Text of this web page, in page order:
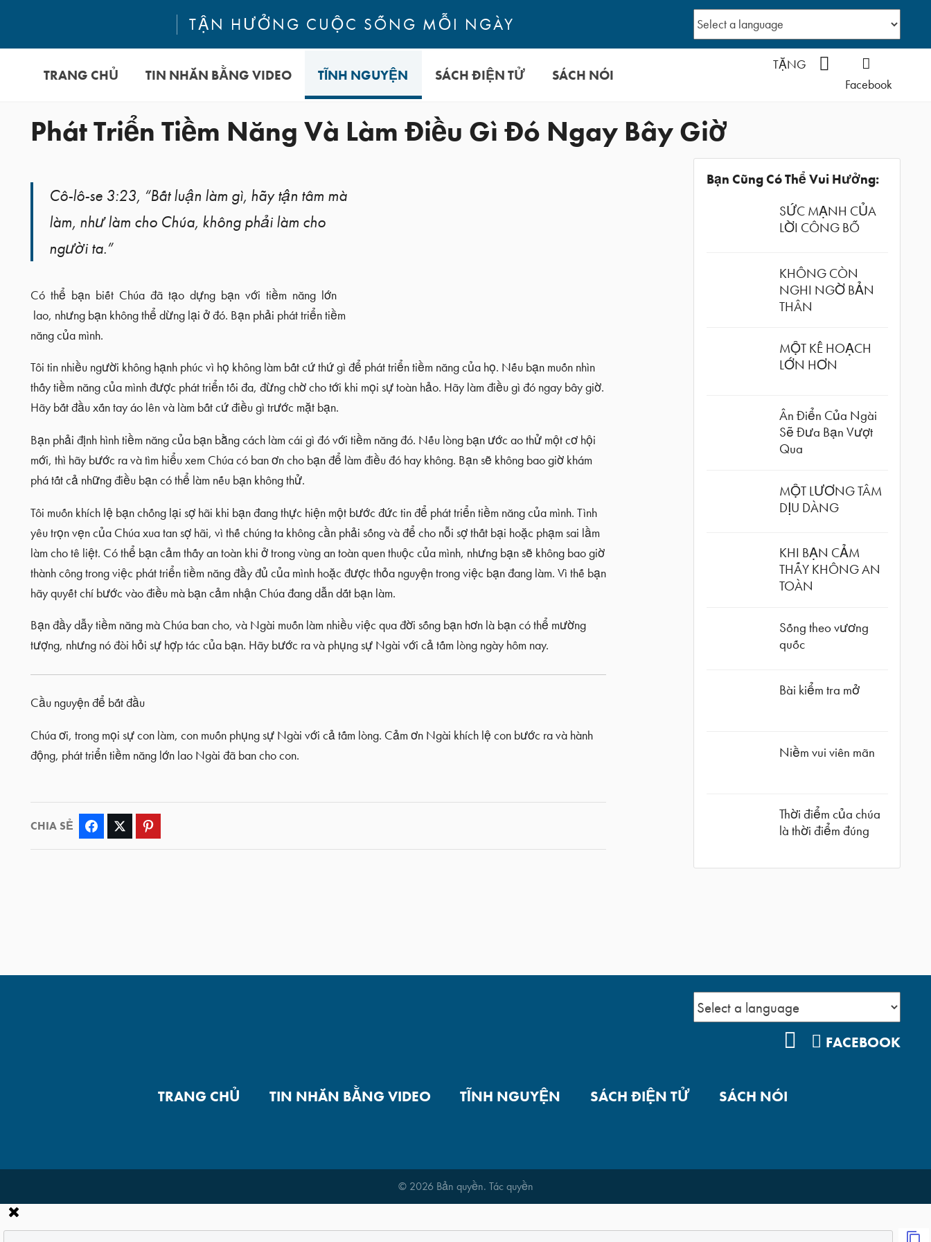
TẬN HƯỞNG CUỘC SỐNG MỖI NGÀY
TRANG CHỦ TIN NHẮN BẰNG VIDEO TĨNH NGUYỆN SÁCH ĐIỆN TỬ SÁCH NÓI
TẶNG
YouTube
Facebook
Phát Triển Tiềm Năng Và Làm Điều Gì Đó Ngay Bây Giờ
Cô-lô-se 3:23, “Bất luận làm gì, hãy tận tâm mà
làm, như làm cho Chúa, không phải làm cho
người ta.”
Có thể bạn biết Chúa đã tạo dựng bạn với tiềm năng lớn
lao, nhưng bạn không thể dừng lại ở đó. Bạn phải phát triển tiềm
năng của mình.
Tôi tin nhiều người không hạnh phúc vì họ không làm bất cứ thứ gì để phát triển tiềm năng của họ. Nếu bạn muốn nhìn
thấy tiềm năng của mình được phát triển tối đa, đừng chờ cho tới khi mọi sự toàn hảo. Hãy làm điều gì đó ngay bây giờ.
Hãy bắt đầu xắn tay áo lên và làm bất cứ điều gì trước mặt bạn.
Bạn phải định hình tiềm năng của bạn bằng cách làm cái gì đó với tiềm năng đó. Nếu lòng bạn ước ao thử một cơ hội
mới, thì hãy bước ra và tìm hiểu xem Chúa có ban ơn cho bạn để làm điều đó hay không. Bạn sẽ không bao giờ khám
phá tất cả những điều bạn có thể làm nếu bạn không thử.
Tôi muốn khích lệ bạn chống lại sợ hãi khi bạn đang thực hiện một bước đức tin để phát triển tiềm năng của mình. Tình
yêu trọn vẹn của Chúa xua tan sợ hãi, vì thế chúng ta không cần phải sống và để cho nỗi sợ thất bại hoặc phạm sai lầm
làm cho tê liệt. Có thể bạn cảm thấy an toàn khi ở trong vùng an toàn quen thuộc của mình, nhưng bạn sẽ không bao giờ
thành công trong việc phát triển tiềm năng đầy đủ của mình hoặc được thỏa nguyện trong việc bạn đang làm. Vì thế bạn
hãy quyết chí bước vào điều mà bạn cảm nhận Chúa đang dẫn dắt bạn làm.
Bạn đầy dẫy tiềm năng mà Chúa ban cho, và Ngài muốn làm nhiều việc qua đời sống bạn hơn là bạn có thể mường
tượng, nhưng nó đòi hỏi sự hợp tác của bạn. Hãy bước ra và phụng sự Ngài với cả tấm lòng ngày hôm nay.
Cầu nguyện để bắt đầu
Chúa ơi, trong mọi sự con làm, con muốn phụng sự Ngài với cả tấm lòng. Cảm ơn Ngài khích lệ con bước ra và hành
động, phát triển tiềm năng lớn lao Ngài đã ban cho con.
CHIA SẺ Facebook Twitter
Bạn Cũng Có Thể Vui Hưởng:
SỨC MẠNH CỦA
LỜI CÔNG BỐ
KHÔNG CÒN
NGHI NGỜ BẢN
THÂN
MỘT KẾ HOẠCH
LỚN HƠN
Ân Điển Của Ngài
Sẽ Đưa Bạn Vượt
Qua
MỘT LƯƠNG TÂM
DỊU DÀNG
KHI BẠN CẢM
THẤY KHÔNG AN
TOÀN
Sống theo vương
quốc
Bài kiểm tra mở
Niềm vui viên mãn
Thời điểm của chúa
là thời điểm đúng
YOUTUBE
FACEBOOK
TRANG CHỦ TIN NHẮN BẰNG VIDEO TĨNH NGUYỆN SÁCH ĐIỆN TỬ SÁCH NÓI
© 2026 Bản quyền. Tác quyền